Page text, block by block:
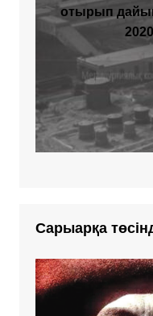
отырып
Сарыарқа